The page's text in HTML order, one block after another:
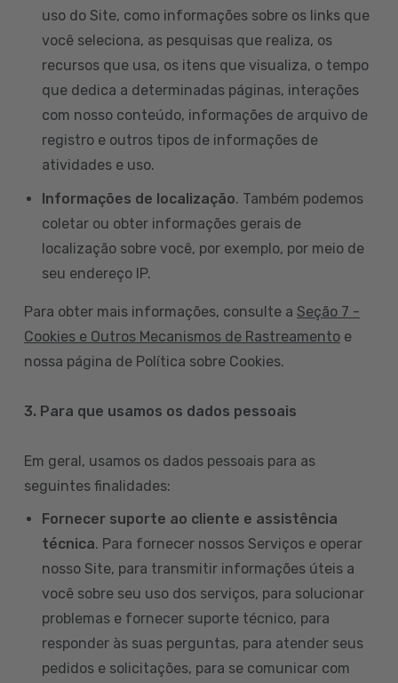
uso do Site, como informações sobre os links que
você seleciona, as pesquisas que realiza, os
recursos que usa, os itens que visualiza, o tempo
que dedica a determinadas páginas, interações
com nosso conteúdo, informações de arquivo de
registro e outros tipos de informações de
atividades e uso.
Informações de localização. Também podemos
coletar ou obter informações gerais de
localização sobre você, por exemplo, por meio de
seu endereço IP.
Para obter mais informações, consulte a Seção 7 -
Cookies e Outros Mecanismos de Rastreamento e
nossa página de Política sobre Cookies.
3. Para que usamos os dados pessoais
Em geral, usamos os dados pessoais para as
seguintes finalidades:
Fornecer suporte ao cliente e assistência
técnica. Para fornecer nossos Serviços e operar
nosso Site, para transmitir informações úteis a
você sobre seu uso dos serviços, para solucionar
problemas e fornecer suporte técnico, para
responder às suas perguntas, para atender seus
pedidos e solicitações, para se comunicar com